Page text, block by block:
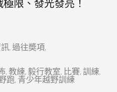
限、發光發亮！
, 過往奬項,
, 教練, 毅行教室, 比賽, 訓練,
跑, 青少年越野訓練